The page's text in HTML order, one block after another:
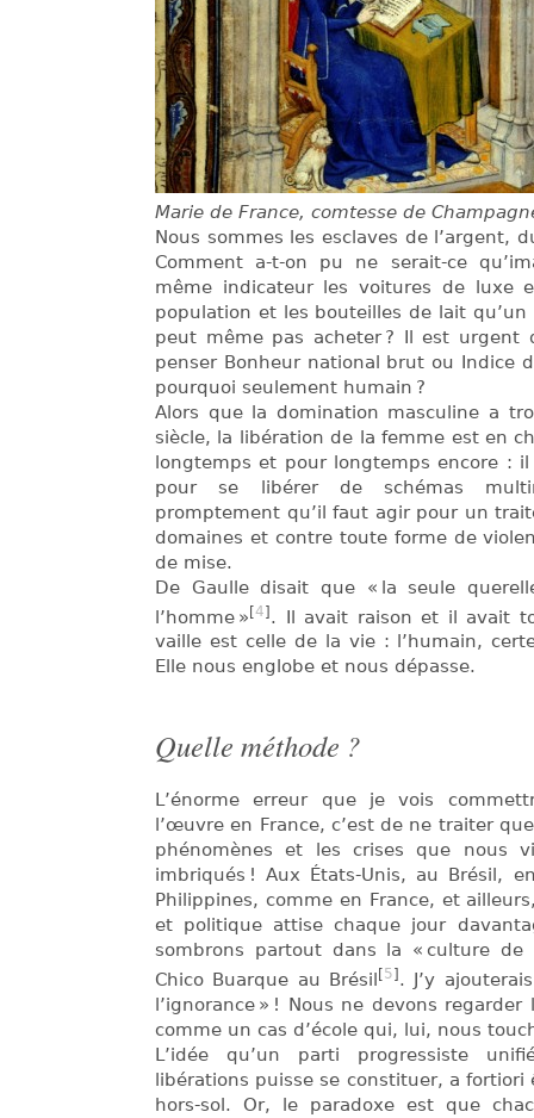
Marie de France, comtesse de
Nous sommes les esclaves de l’argent,
Comment a-t-on pu ne serait-ce
même indicateur les voitures de luxe
population et les bouteilles de lait
peut même pas acheter ? Il est urgent
penser Bonheur national brut ou Indice
pourquoi seulement humain ?
Alors que la domination masculine a
siècle, la libération de la femme est en
longtemps et pour longtemps encore :
pour se libérer de schémas
promptement qu’il faut agir pour un
domaines et contre toute forme de
de mise.
De Gaulle disait que « la seule
l’homme »[4]. Il avait raison et il avait
vaille est celle de la vie : l’humain,
Elle nous englobe et nous dépasse.
Quelle méthode ?
L’énorme erreur que je vois
l’œuvre en France, c’est de ne traiter
phénomènes et les crises que nous
imbriqués ! Aux États-Unis, au Brésil,
Philippines, comme en France, et
et politique attise chaque jour
sombrons partout dans la « culture de
Chico Buarque au Brésil [5] . J’y
l’ignorance » ! Nous ne devons
comme un cas d’école qui, lui, nous
L’idée qu’un parti progressiste
libérations puisse se constituer, a
hors-sol. Or, le paradoxe est que